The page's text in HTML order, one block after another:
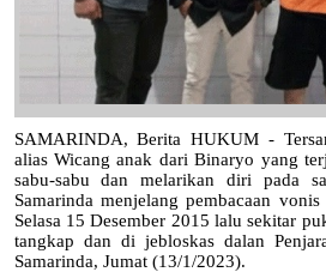
SAMARINDA, Berita HUKUM -
alias Wicang anak dari Binaryo yang
sabu-sabu dan melarikan diri pada
Samarinda menjelang pembacaan
Selasa 15 Desember 2015 lalu sekitar
tangkap dan di jebloskas dalan
Samarinda, Jumat (13/1/2023).